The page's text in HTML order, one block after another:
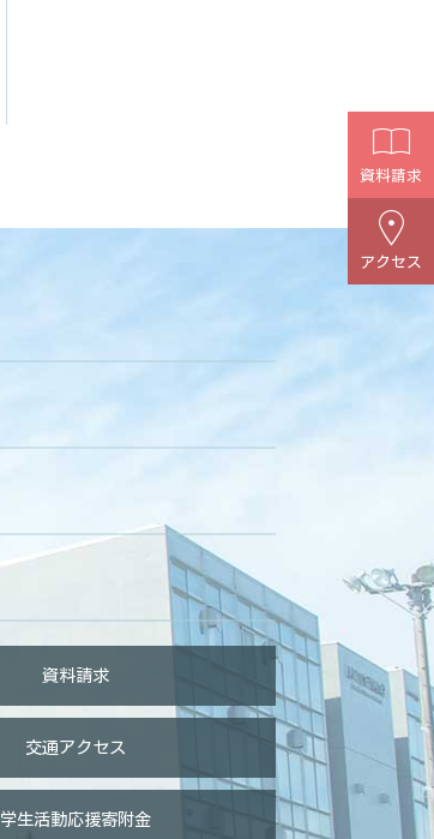
資料請求
アクセス
資料請求
交通アクセス
学生活動応援寄附金